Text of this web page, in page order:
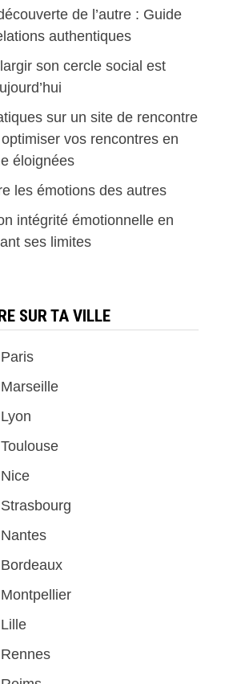
de l’autre : Guide
authentiques
son cercle social est
sur un site de rencontre
vos rencontres en
éloignées
les émotions des autres
intégrité émotionnelle en
ses limites
SUR TA VILLE